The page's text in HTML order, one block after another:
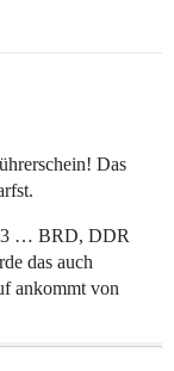
Das
3 … BRD, DDR
das auch
ankommt von